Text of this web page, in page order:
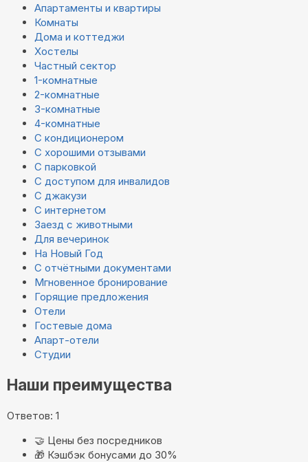
Апартаменты и квартиры
Комнаты
Дома и коттеджи
Хостелы
Частный сектор
1-комнатные
2-комнатные
3-комнатные
4-комнатные
С кондиционером
С хорошими отзывами
С парковкой
С доступом для инвалидов
С джакузи
С интернетом
Заезд с животными
Для вечеринок
На Новый Год
С отчётными документами
Мгновенное бронирование
Горящие предложения
Отели
Гостевые дома
Апарт-отели
Студии
Наши преимущества
Ответов: 1
🤝 Цены без посредников
🎁 Кэшбэк бонусами до 30%